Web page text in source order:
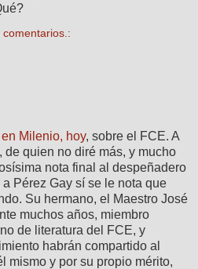
comentarios.:
Milenio, hoy, sobre el FCE. A
quien no diré más, y mucho
nota final al despeñadero
Pérez Gay sí se le nota que
Su hermano, el Maestro José
muchos años, miembro
de literatura del FCE, y
habrán compartido al
mismo y por su propio mérito,